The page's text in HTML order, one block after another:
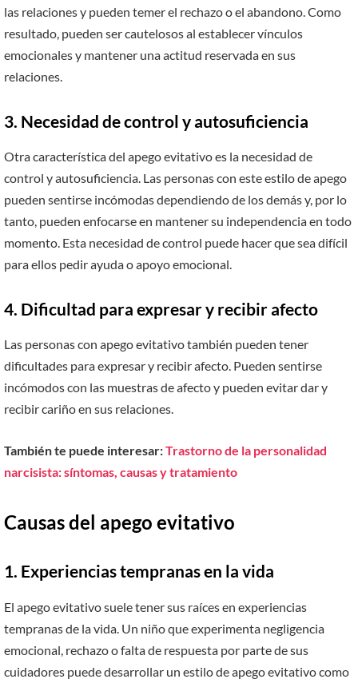
las relaciones y pueden temer el rechazo o el abandono. Como
resultado, pueden ser cautelosos al establecer vínculos
emocionales y mantener una actitud reservada en sus
relaciones.
3. Necesidad de control y autosuficiencia
Otra característica del apego evitativo es la necesidad de
control y autosuficiencia. Las personas con este estilo de apego
pueden sentirse incómodas dependiendo de los demás y, por lo
tanto, pueden enfocarse en mantener su independencia en todo
momento. Esta necesidad de control puede hacer que sea difícil
para ellos pedir ayuda o apoyo emocional.
4. Dificultad para expresar y recibir afecto
Las personas con apego evitativo también pueden tener
dificultades para expresar y recibir afecto. Pueden sentirse
incómodos con las muestras de afecto y pueden evitar dar y
recibir cariño en sus relaciones.
También te puede interesar:Trastorno de la personalidad
narcisista: síntomas, causas y tratamiento
Causas del apego evitativo
1. Experiencias tempranas en la vida
El apego evitativo suele tener sus raíces en experiencias
tempranas de la vida. Un niño que experimenta negligencia
emocional, rechazo o falta de respuesta por parte de sus
cuidadores puede desarrollar un estilo de apego evitativo como